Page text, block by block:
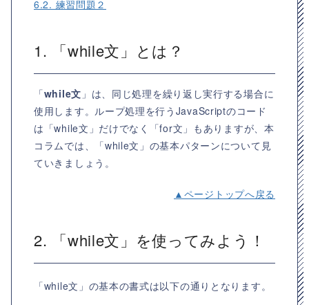
6.2. 練習問題２
1. 「while文」とは？
「while文 」は、同じ処理を繰り返し実行する場合に
使用します。ループ処理を行うJavaScriptのコード
は「while文」だけでなく「for文」もありますが、本
コラムでは、「while文」の基本パターンについて見
ていきましょう。
▲ページトップへ戻る
2. 「while文」を使ってみよう！
「while文」の基本の書式は以下の通りとなります。